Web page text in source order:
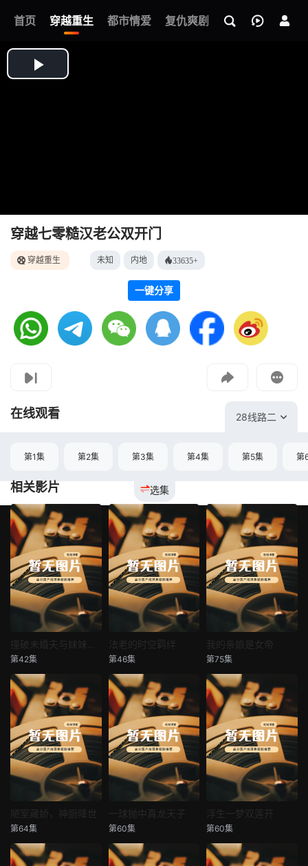
首页 穿越重生 都市情爱 复仇爽剧 玄幻武侠 奇幻
我的观影记录
穿越七零糙汉老公双开门
穿越重生 未知 内地 33635+
一键分享
视频报错
如果是遇到无法播放请提交反馈
教程：把手机影片投到电视上播放
在线观看 28线路二
选集
第1集 第2集 第3集 第4集 第5集 第
相关影片
撞破未婚夫与妹妹打野战
第42集
法老的时空羁绊
第46集
我的亲娘是女帝
第75集
陋室藏娇，神厨降世
陋室藏娇，神厨降世
第64集
一球抛中真龙天子
一球抛中真龙天子
第60集
浮生一梦双莲开
浮生一梦双莲开
第60集